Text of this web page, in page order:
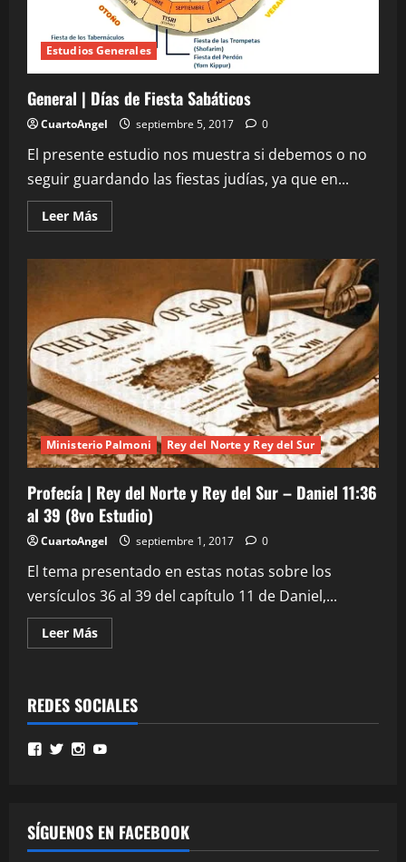
Estudios Generales
General | Días de Fiesta Sabáticos
CuartoAngel septiembre 5, 2017 0
El presente estudio nos muestra si debemos o no
seguir guardando las fiestas judías, ya que en...
Leer MásLeer
más
de
Fiesta
Sabáticos
Ministerio Palmoni Rey del Norte y Rey del Sur
Profecía | Rey del Norte y Rey del Sur – Daniel 11:36
al 39 (8vo Estudio)
CuartoAngel septiembre 1, 2017 0
El tema presentado en estas notas sobre los
versículos 36 al 39 del capítulo 11 de Daniel,...
Leer MásLeer
más
|
Rey
del
y
Rey
11:36
al
39
REDES SOCIALES
VerVerVerVer
SÍGUENOS EN FACEBOOK